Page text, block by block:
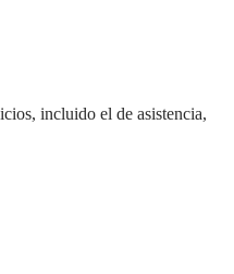
incluido el de asistencia,